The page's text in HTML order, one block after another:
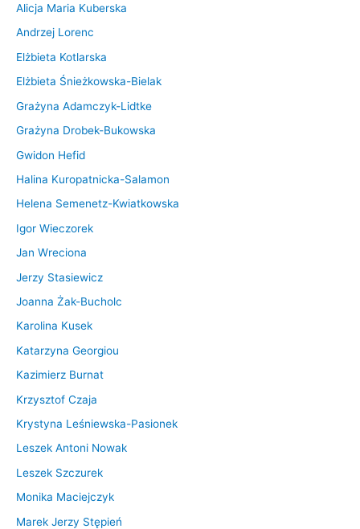
Alicja Maria Kuberska
Andrzej Lorenc
Elżbieta Kotlarska
Elżbieta Śnieżkowska-Bielak
Grażyna Adamczyk-Lidtke
Grażyna Drobek-Bukowska
Gwidon Hefid
Halina Kuropatnicka-Salamon
Helena Semenetz-Kwiatkowska
Igor Wieczorek
Jan Wreciona
Jerzy Stasiewicz
Joanna Żak-Bucholc
Karolina Kusek
Katarzyna Georgiou
Kazimierz Burnat
Krzysztof Czaja
Krystyna Leśniewska-Pasionek
Leszek Antoni Nowak
Leszek Szczurek
Monika Maciejczyk
Marek Jerzy Stępień